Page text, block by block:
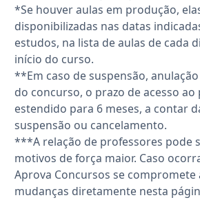
*Se houver aulas em produção,
disponibilizadas nas datas
estudos, na lista de aulas de cada
início do curso.
**Em caso de suspensão,
do concurso, o prazo de acesso
estendido para 6 meses, a contar
suspensão ou cancelamento.
***A relação de professores pode
motivos de força maior. Caso
Aprova Concursos se compromete
mudanças diretamente nesta